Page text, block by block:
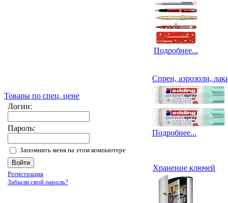
Товары по спец. цене
Логин:
Пароль:
Запомнить меня на этом компьютере
Регистрация
Забыли свой пароль?
Подробнее...
Спреи, аэрозоли,
Подробнее...
Хранение ключей